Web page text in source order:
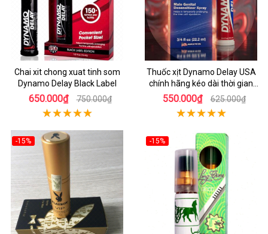
Chai xit chong xuat tinh som
Dynamo Delay Black Label
650.000₫ 750.000₫
Thuốc xịt Dynamo Delay USA
chính hãng kéo dài thời gian
quan hệ
550.000₫ 625.000₫
-15% -15%